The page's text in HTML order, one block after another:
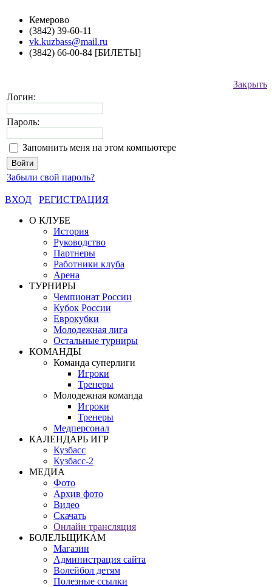
Кемерово
(3842) 39-60-11
vk.kuzbass@mail.ru
(3842) 66-00-84 [БИЛЕТЫ]
Закрыть
Логин:
Пароль:
Запомнить меня на этом компьютере
Забыли свой пароль?
ВХОД
РЕГИСТРАЦИЯ
О КЛУБЕ
История
Руководство
Партнеры
Работники клуба
Арена
ТУРНИРЫ
Чемпионат России
Кубок России
Еврокубки
Молодежная лига
Остальные турниры
КОМАНДЫ
Команда суперлиги
Игроки
Тренеры
Молодежная команда
Игроки
Тренеры
Медперсонал
КАЛЕНДАРЬ ИГР
Кузбасс
Кузбасс-2
МЕДИА
Фото
Архив фото
Видео
Скачать
Онлайн трансляция
БОЛЕЛЬЩИКАМ
Магазин
Администрация сайта
Волейбол детям
Полезные ссылки